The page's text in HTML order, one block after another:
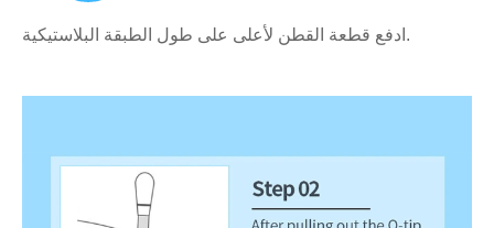
ادفع قطعة القطن لأعلى على طول الطبقة البلاستيكية.